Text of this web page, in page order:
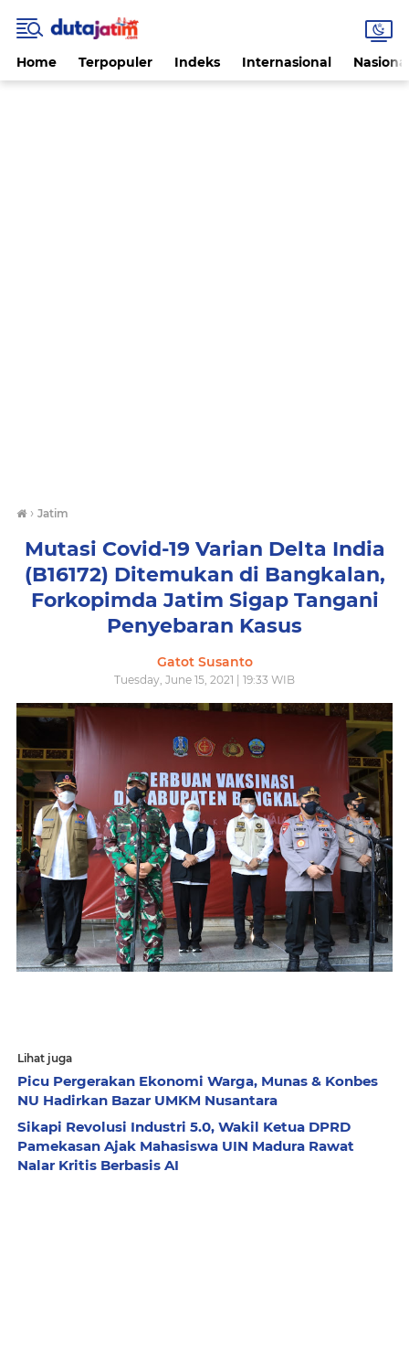
Home Terpopuler Indeks Internasional
› Jatim
Mutasi Covid-19 Varian Delta India
(B16172) Ditemukan di Bangkalan,
Forkopimda Jatim Sigap Tangani
Penyebaran Kasus
Gatot Susanto
Tuesday, June 15, 2021 | 19:33 WIB
Lihat juga
Picu Pergerakan Ekonomi Warga, Munas & Konbes
NU Hadirkan Bazar UMKM Nusantara
Sikapi Revolusi Industri 5.0, Wakil Ketua DPRD
Pamekasan Ajak Mahasiswa UIN Madura Rawat
Nalar Kritis Berbasis AI